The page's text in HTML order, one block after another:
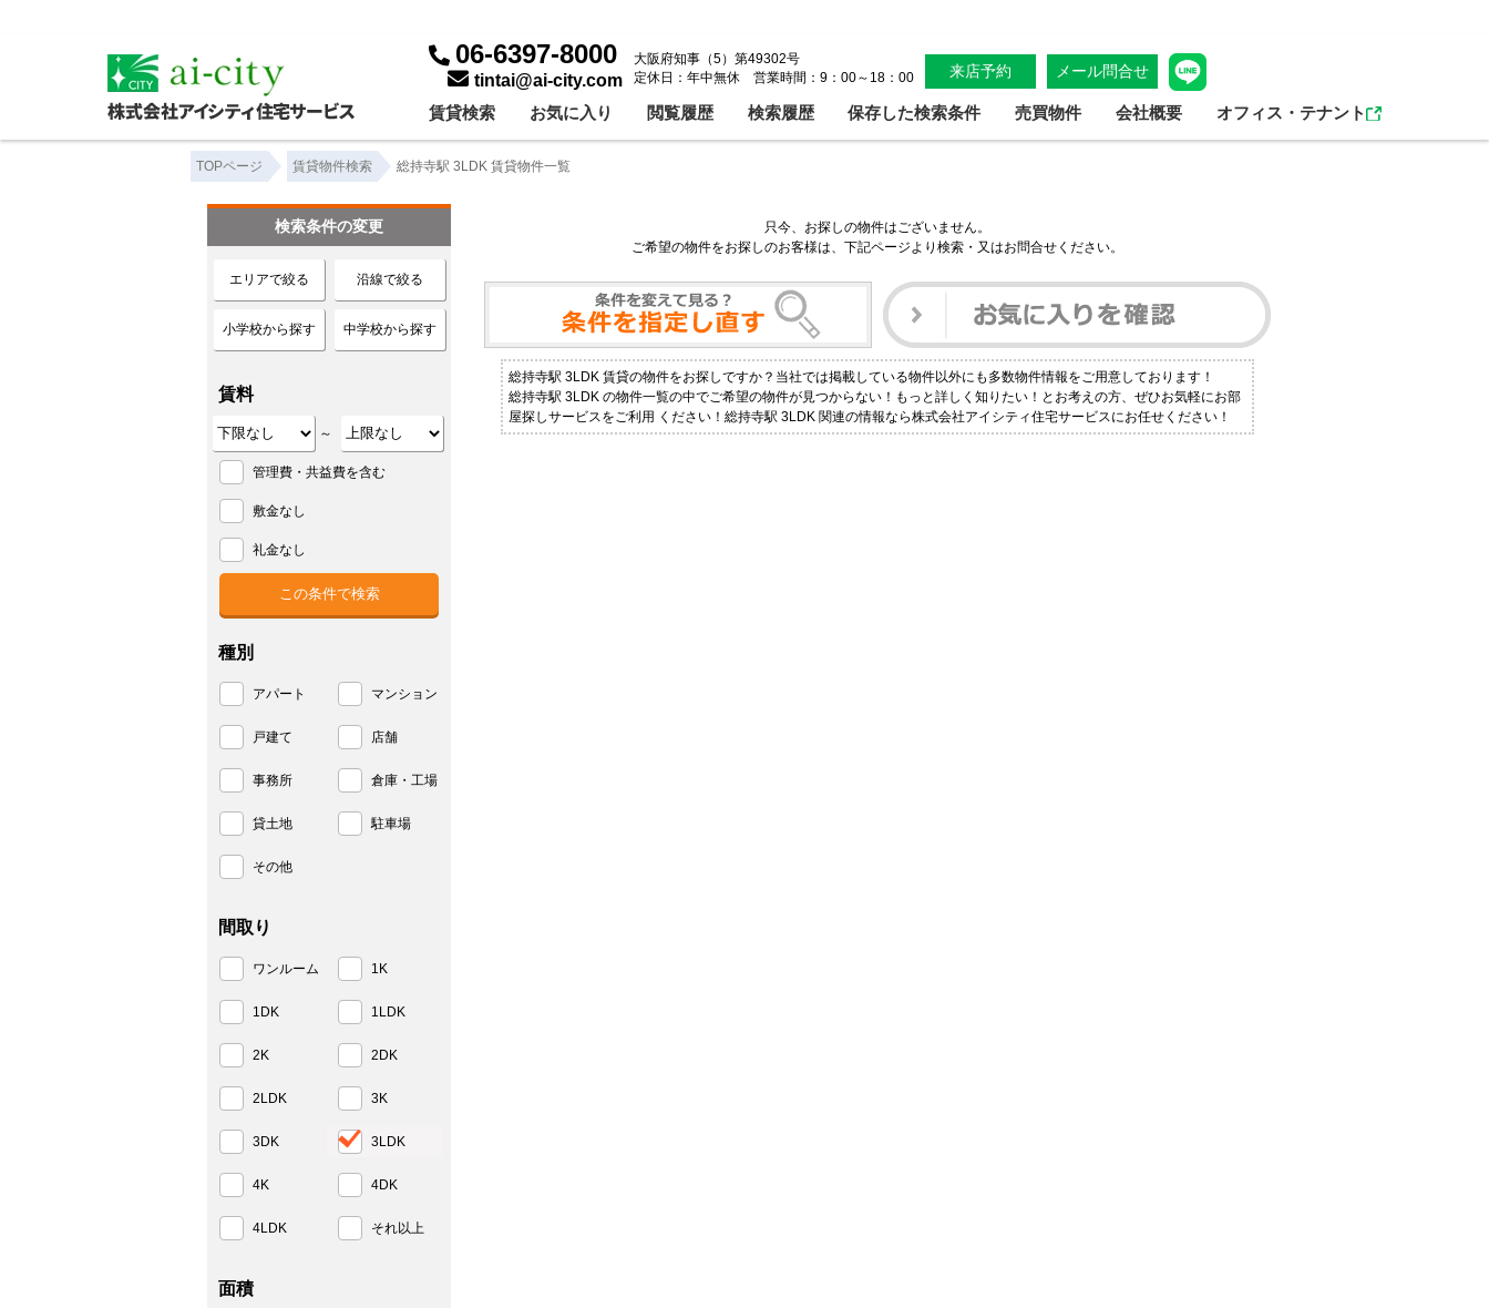
06-6397-8000
tintai@ai-city.com
大阪府知事（5）第49302号
定休日：年中無休 営業時間：9：00～18：00
来店予約 メール問合せ
賃貸検索 お気に入り 閲覧履歴 検索履歴 保存した検索条件 売買物件 会社概要 オフィス・テナント
TOPページ 賃貸物件検索 総持寺駅 3LDK 賃貸物件一覧
只今、お探しの物件はございません。
ご希望の物件をお探しのお客様は、下記ページより検索・又はお問合せください。
総持寺駅 3LDK 賃貸の物件をお探しですか？当社では掲載している物件以外にも多数物件情報をご用意しております！
総持寺駅 3LDK の物件一覧の中でご希望の物件が見つからない！もっと詳しく知りたい！とお考えの方、ぜひお気軽にお部
屋探しサービスをご利用 ください！総持寺駅 3LDK 関連の情報なら株式会社アイシティ住宅サービスにお任せください！
検索条件の変更
エリアで絞る 沿線で絞る
小学校から探す 中学校から探す
賃料
～
管理費・共益費を含む
敷金なし
礼金なし
種別
アパート マンション
戸建て 店舗
事務所 倉庫・工場
貸土地 駐車場
その他
間取り
ワンルーム 1K
1DK 1LDK
2K 2DK
2LDK 3K
3DK 3LDK
4K 4DK
4LDK それ以上
面積